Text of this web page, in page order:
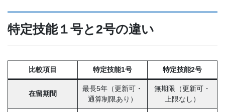
特定技能１号と2号の違い
比較項目 特定技能1号 特定技能2号
在留期間
最長5年（更新可・
通算制限あり）
無期限（更新可・
上限なし）